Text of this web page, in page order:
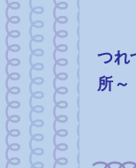
つれ
所～